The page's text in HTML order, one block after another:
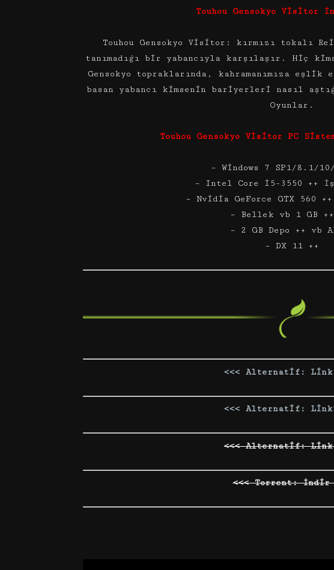
Touhou Gensokyo Visitor
Touhou Gensokyo Visitor: kırmızı tokalı
tanımadığı bir yabancıyla karşılaşır. Hiç
Gensokyo topraklarında, kahramanımıza
basan yabancı kimsenin bariyerleri nasıl
Oyunlar.
Touhou Gensokyo Visitor PC
– Windows 7 SP1/8.1/
– Intel Core i5-3550 ++
– Nvidia GeForce GTX 560
– Bellek vb 1 GB ++
– 2 GB Depo ++ vb
– DX 11 ++
<<< Alternatif:
<<< Alternatif:
<<< Alternatif:
<<< Torrent: İndir